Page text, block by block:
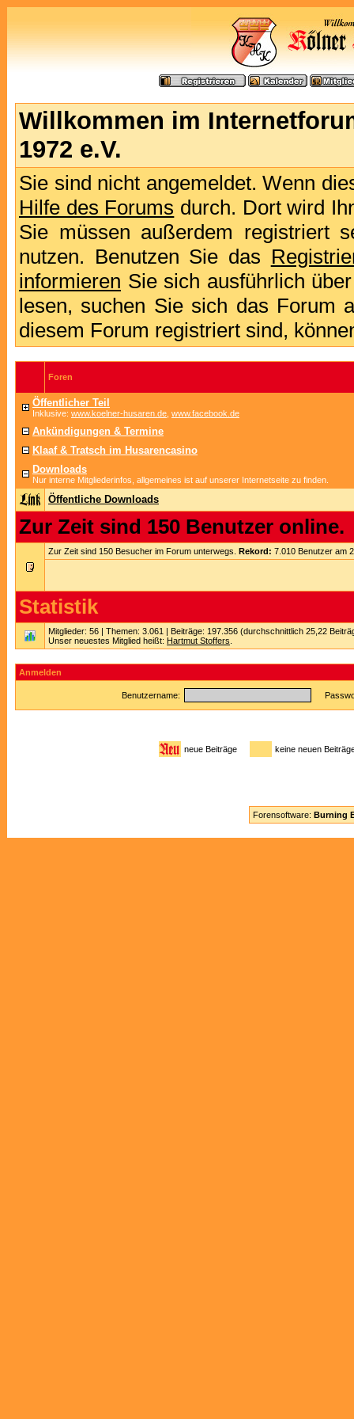
Willkommen im
1972 e.V.
Sie sind nicht angemeldet. Wenn
Hilfe des Forums durch. Dort wird
Sie müssen außerdem registriert
nutzen. Benutzen Sie das
informieren Sie sich ausführlich
lesen, suchen Sie sich das Forum
diesem Forum registriert sind,
Foren
Öffentlicher Teil
Inklusive: www.koelner-husaren.de www.facebook.de
Ankündigungen & Termine
Klaaf & Tratsch im Husarencasino
Downloads
Nur interne Mitgliederinfos, allgemeines ist auf unserer Internetseite zu finden.
Öffentliche Downloads
Zur Zeit sind 150 Benutzer online.
Zur Zeit sind 150 Besucher im Forum unterwegs. Rekord: 7.010 Benutzer am
Statistik
Mitglieder: 56 | Themen: 3.061 | Beiträge: 197.356 (durchschnittlich 25,22
Unser neuestes Mitglied heißt: Hartmut Stoffers
Anmelden
Benutzername:
neue Beiträge keine neuen
Forensoftware: Burning